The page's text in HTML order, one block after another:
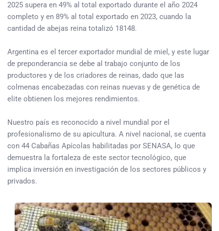
2025 supera en 49% al total exportado durante el año 2024
completo y en 89% al total exportado en 2023, cuando la
cantidad de abejas reina totalizó 18148.
Argentina es el tercer exportador mundial de miel, y este lugar
de preponderancia se debe al trabajo conjunto de los
productores y de los criadores de reinas, dado que las
colmenas encabezadas con reinas nuevas y de genética de
elite obtienen los mejores rendimientos.
Nuestro país es reconocido a nivel mundial por el
profesionalismo de su apicultura. A nivel nacional, se cuenta
con 44 Cabañas Apícolas habilitadas por SENASA, lo que
demuestra la fortaleza de este sector tecnológico, que
implica inversión en investigación de los sectores públicos y
privados.